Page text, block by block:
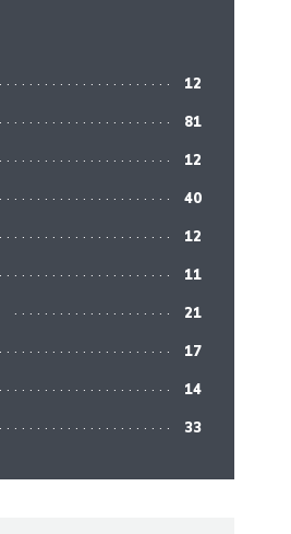
12
81
12
40
12
11
21
17
14
33